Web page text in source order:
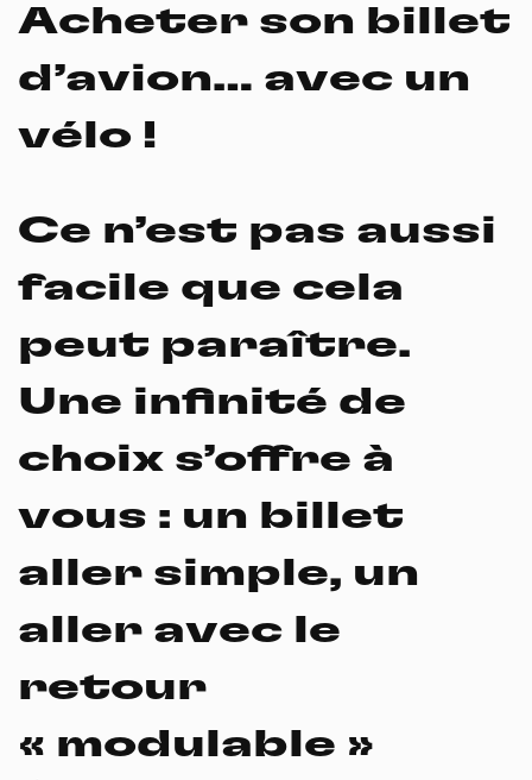
Acheter son billet
d’avion… avec un
vélo !
Ce n’est pas aussi
facile que cela
peut paraître.
Une infinité de
choix s’offre à
vous : un billet
aller simple, un
aller avec le
retour
« modulable »